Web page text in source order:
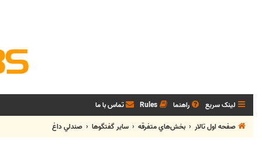
لینک سریع راهنما Rules
تماس با ما
صفحه اول تالار
بخش‌‌هاي متفرقه ساير گفتگوها صندلي داغ